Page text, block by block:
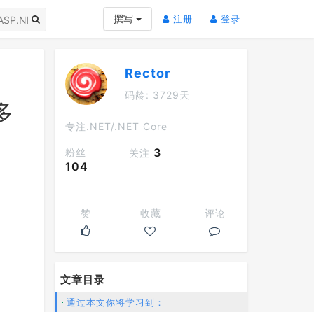
撰写 注册 (current)
登录
Rector
码龄: 3729天
专注.NET/.NET Core
粉丝
104
关注 3
赞 收藏 评论
文章目录
通过本文你将学习到：